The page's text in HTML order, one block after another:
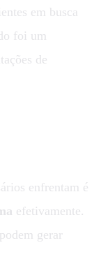
em busca
foi um
de
enfrentam é
efetivamente.
gerar